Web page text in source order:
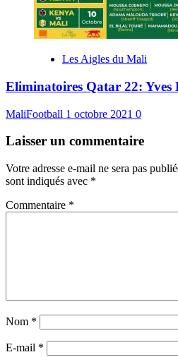
Les Aigles du Mali
Eliminatoires Qatar 22: Yves
MaliFootball 1 octobre 2021 0
Laisser un commentaire
Votre adresse e-mail ne sera pas
sont indiqués avec *
Commentaire *
Nom *
E-mail *